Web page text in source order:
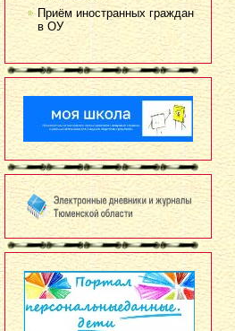
Приём иностранных граждан
в ОУ